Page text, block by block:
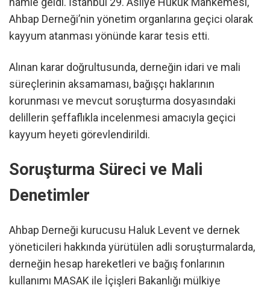
Ahbap Derneği’nin yönetim organlarına geçici olarak
kayyum atanması yönünde karar tesis etti.
Alınan karar doğrultusunda, derneğin idari ve mali
süreçlerinin aksamaması, bağışçı haklarının
korunması ve mevcut soruşturma dosyasındaki
delillerin şeffaflıkla incelenmesi amacıyla geçici
kayyum heyeti görevlendirildi.
Soruşturma Süreci ve Mali
Denetimler
Ahbap Derneği kurucusu Haluk Levent ve dernek
yöneticileri hakkında yürütülen adli soruşturmalarda,
derneğin hesap hareketleri ve bağış fonlarının
kullanımı MASAK ile İçişleri Bakanlığı mülkiye